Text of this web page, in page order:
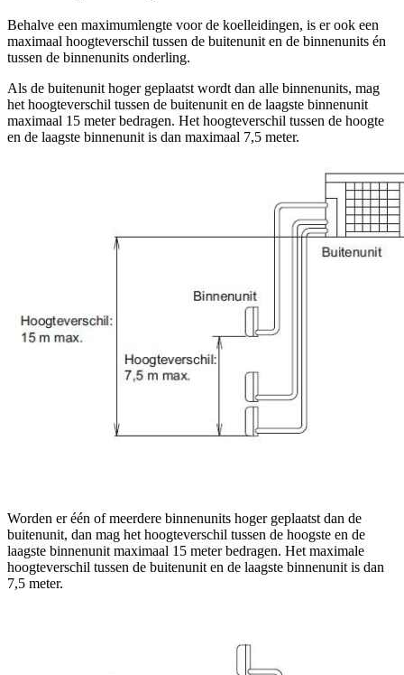
Behalve een maximumlengte voor de koelleidingen, is er ook een
maximaal hoogteverschil tussen de buitenunit en de binnenunits én
tussen de binnenunits onderling.
Als de buitenunit hoger geplaatst wordt dan alle binnenunits, mag
het hoogteverschil tussen de buitenunit en de laagste binnenunit
maximaal 15 meter bedragen. Het hoogteverschil tussen de hoogte
en de laagste binnenunit is dan maximaal 7,5 meter.
Worden er één of meerdere binnenunits hoger geplaatst dan de
buitenunit, dan mag het hoogteverschil tussen de hoogste en de
laagste binnenunit maximaal 15 meter bedragen. Het maximale
hoogteverschil tussen de buitenunit en de laagste binnenunit is dan
7,5 meter.